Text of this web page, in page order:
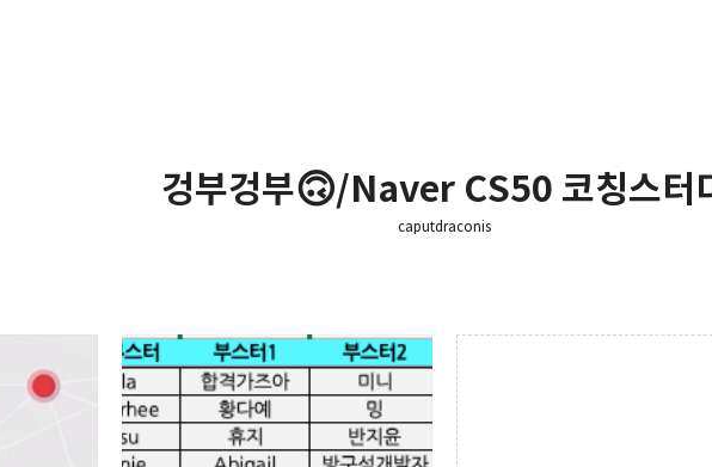
겅부겅부🙃/Naver CS50 코칭스터
caputdraconis